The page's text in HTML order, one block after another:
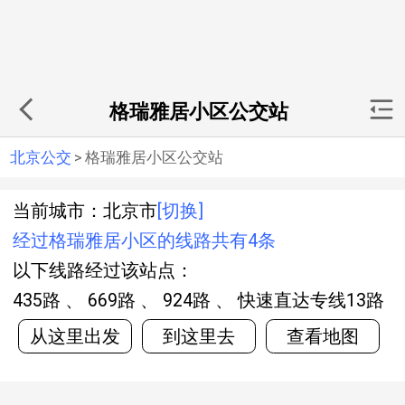
格瑞雅居小区公交站
北京公交 > 格瑞雅居小区公交站
当前城市：北京市 [切换]
经过格瑞雅居小区的线路共有4条
以下线路经过该站点：
435路 、 669路 、 924路 、 快速直达专线13路
从这里出发
到这里去 查看地图